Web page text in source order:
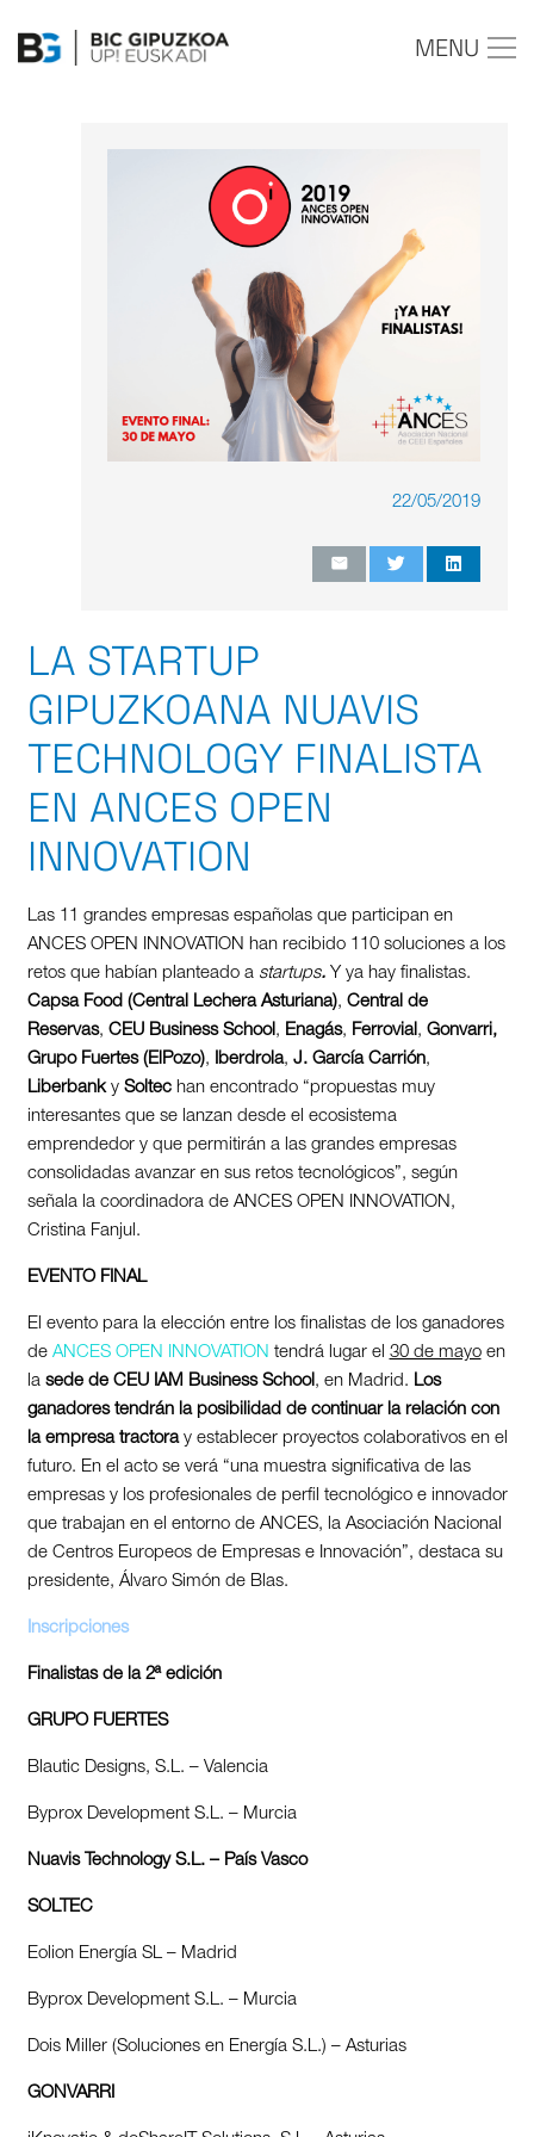
MENU
22/05/2019
LA STARTUP
GIPUZKOANA NUAVIS
TECHNOLOGY FINALISTA
EN ANCES OPEN
INNOVATION
Las 11 grandes empresas españolas que participan en
ANCES OPEN INNOVATION han recibido 110 soluciones a los
retos que habían planteado a startups.Y ya hay finalistas.
Capsa Food (Central Lechera Asturiana), Central de
Reservas, CEU Business School , Enagás, Ferrovial , Gonvarri,
Grupo Fuertes (ElPozo), Iberdrola, J. García Carrión,
Liberbanky Soltec han encontrado “propuestas muy
interesantes que se lanzan desde el ecosistema
emprendedor y que permitirán a las grandes empresas
consolidadas avanzar en sus retos tecnológicos”, según
señala la coordinadora de ANCES OPEN INNOVATION,
Cristina Fanjul.
EVENTO FINAL
El evento para la elección entre los finalistas de los ganadores
de ANCES OPEN INNOVATION tendrá lugar el 30 de mayoen
la sede de CEU IAM Business School , en Madrid. Los
ganadores tendrán la posibilidad de continuar la relación con
la empresa tractoray establecer proyectos colaborativos en el
futuro. En el acto se verá “una muestra significativa de las
empresas y los profesionales de perfil tecnológico e innovador
que trabajan en el entorno de ANCES, la Asociación Nacional
de Centros Europeos de Empresas e Innovación”, destaca su
presidente, Álvaro Simón de Blas.
Inscripciones
Finalistas de la 2ª edición
GRUPO FUERTES
Blautic Designs, S.L. – Valencia
Byprox Development S.L. – Murcia
Nuavis Technology S.L. – País Vasco
SOLTEC
Eolion Energía SL – Madrid
Byprox Development S.L. – Murcia
Dois Miller (Soluciones en Energía S.L.) – Asturias
GONVARRI